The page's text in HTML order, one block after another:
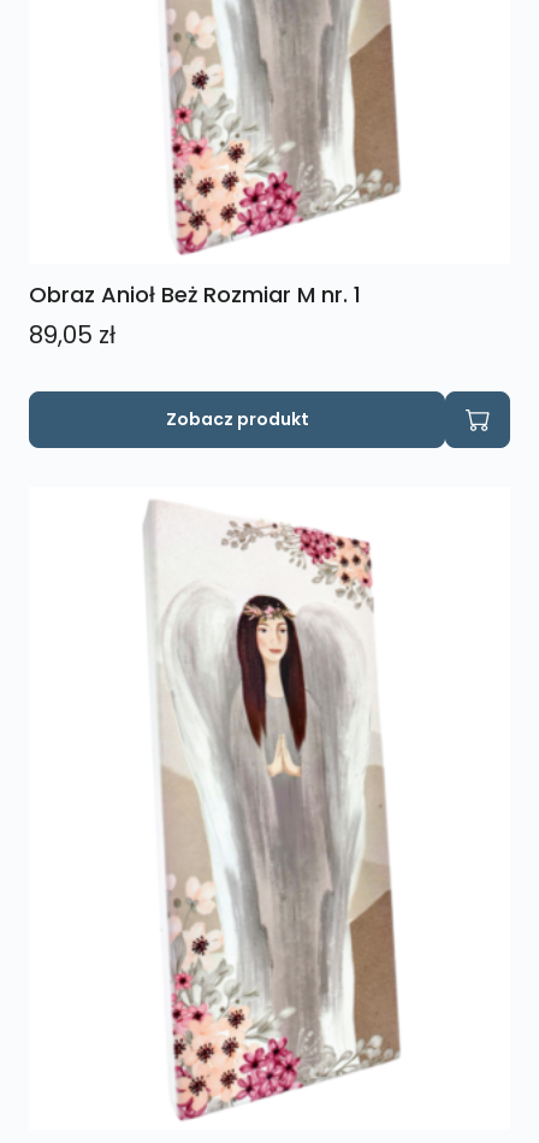
Obraz Anioł Beż Rozmiar M nr. 1
89,05 zł
Zobacz produkt